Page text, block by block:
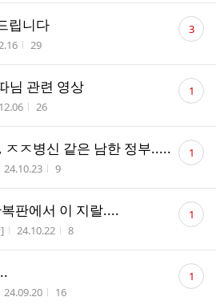
립니다
간 조회수
29
댓
글 3
님 관련 영상
시간 조회수
26
댓
글 1
ㅈ병신 같은 남한 정부.....
작성시간
24.10.23 조회수
9
댓
글 1
판에서 이 지랄....
작성시간
24.10.22 조회수
8
댓
글 1
작성시간
24.09.20 조회수
16
댓
글 1